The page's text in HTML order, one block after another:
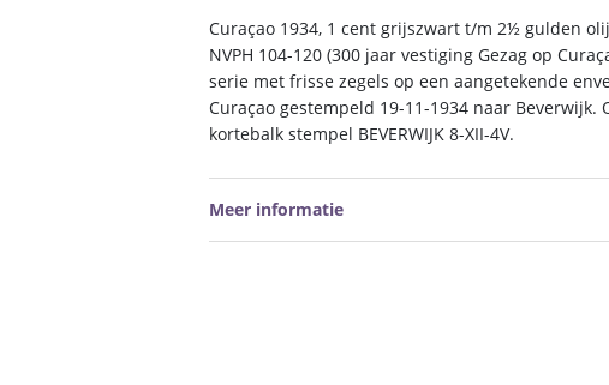
Curaçao 1934, 1 cent grijszwart t/m 2½ gulden
NVPH 104-120 (300 jaar vestiging Gezag op
serie met frisse zegels op een aangetekende
Curaçao gestempeld 19-11-1934 naar Beverwijk.
kortebalk stempel BEVERWIJK 8-XII-4V.
Meer informatie